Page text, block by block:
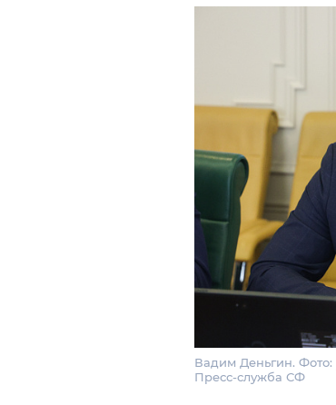
Вадим Деньгин. Фото:
Пресс-служба СФ